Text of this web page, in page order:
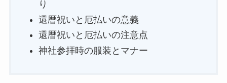
り
還暦祝いと厄払いの意義
還暦祝いと厄払いの注意点
神社参拝時の服装とマナー